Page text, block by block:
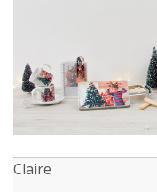
Claire